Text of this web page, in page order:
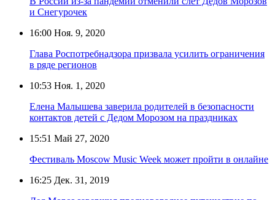
и Снегурочек
16:00 Ноя. 9, 2020
Глава Роспотребнадзора призвала усилить ограничения
в ряде регионов
10:53 Ноя. 1, 2020
Елена Малышева заверила родителей в безопасности
контактов детей с Дедом Морозом на праздниках
15:51 Май 27, 2020
Фестиваль Moscow Music Week может пройти в онлайне
16:25 Дек. 31, 2019